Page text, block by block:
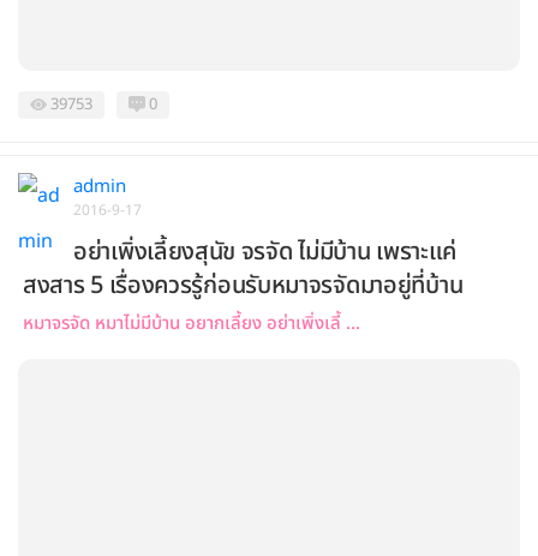
39753 0
admin
2016-9-17
อย่าเพิ่งเลี้ยงสุนัข จรจัด ไม่มีบ้าน เพราะแค่
สงสาร 5 เรื่องควรรู้ก่อนรับหมาจรจัดมาอยู่ที่บ้าน
หมาจรจัด หมาไม่มีบ้าน อยากเลี้ยง อย่าเพิ่งเลี้ ...